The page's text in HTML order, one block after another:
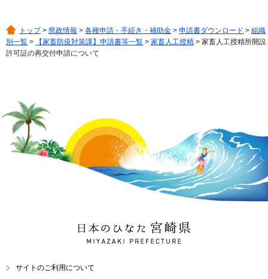
トップ> 県政情報 > 各種申請・手続き・補助金 > 申請書ダウンロード > 組織
別一覧 > 【家畜防疫対策課】申請書等一覧 > 家畜人工授精 > 家畜人工授精所開設
許可証の再交付申請について
日本のひなた 宮崎県
MIYAZAKI PREFECTURE
サイトのご利用について